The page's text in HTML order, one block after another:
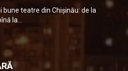
bune teatre din Chişinău: de la
la...